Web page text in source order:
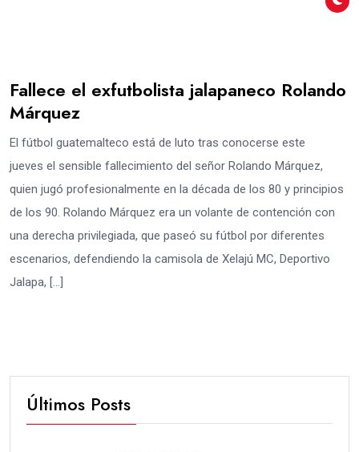
Fallece el exfutbolista jalapaneco Rolando
Márquez
El fútbol guatemalteco está de luto tras conocerse este
jueves el sensible fallecimiento del señor Rolando Márquez,
quien jugó profesionalmente en la década de los 80 y principios
de los 90. Rolando Márquez era un volante de contención con
una derecha privilegiada, que paseó su fútbol por diferentes
escenarios, defendiendo la camisola de Xelajú MC, Deportivo
Jalapa, […]
Últimos Posts